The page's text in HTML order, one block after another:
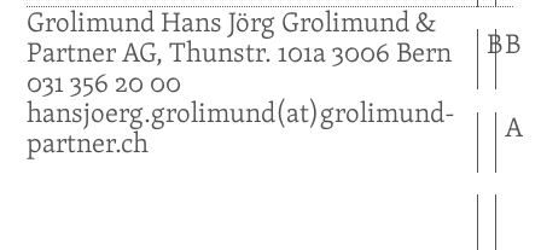
GrolimundHans JörgGrolimund &
Partner AG, Thunstr. 101a3006 Bern
031 356 20 00
hansjoerg.grolimund(at)grolimund-
partner.ch
BB
A